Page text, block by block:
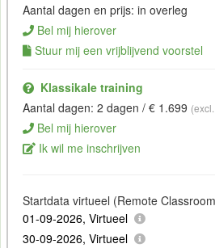
Aantal dagen en prijs: in overleg
Bel mij hierover
Stuur mij een vrijblijvend voorstel
Klassikale training
Aantal dagen: 2 dagen / € 1.699
Bel mij hierover
Ik wil me inschrijven
Startdata virtueel (Remote
01-09-2026, Virtueel
30-09-2026, Virtueel